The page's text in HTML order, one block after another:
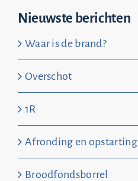
Nieuwste berichten
Waar is de brand?
Overschot
1R
Afronding en opstarting
Broodfondsborrel